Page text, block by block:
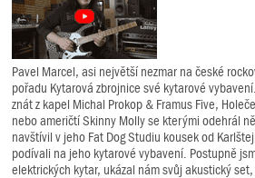
Pavel Marcel, asi největší nezmar na české
pořadu Kytarová zbrojnice své kytarové
znát z kapel Michal Prokop & Framus Five,
nebo američtí Skinny Molly se kterými odehrál
navštívil v jeho Fat Dog Studiu kousek od
podívali na jeho kytarové vybavení. Postupně
elektrických kytar, ukázal nám svůj akustický set,